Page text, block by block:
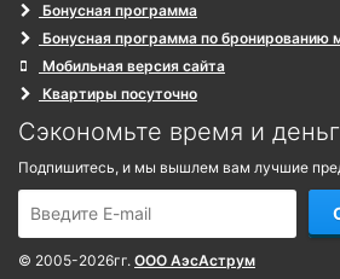
Бонусная программа
Бонусная программа по бронированию
Мобильная версия сайта
Квартиры посуточно
Сэкономьте время и
Подпишитесь, и мы вышлем вам лучшие
© 2005-2026гг. ООО АэсАструм